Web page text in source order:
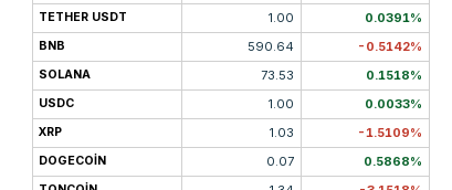
TETHER USDT 1.00 0.0391%
BNB 590.64 -0.5142%
SOLANA 73.53 0.1518%
USDC 1.00 0.0033%
XRP 1.03 -1.5109%
DOGECOIN 0.07 0.5868%